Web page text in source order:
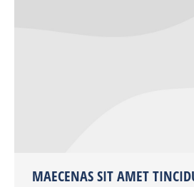
MAECENAS SIT AMET